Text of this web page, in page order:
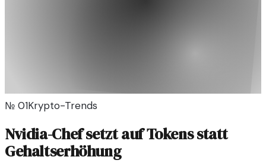
№ 01Krypto-Trends
Nvidia-Chef setzt auf Tokens statt
Gehaltserhöhung